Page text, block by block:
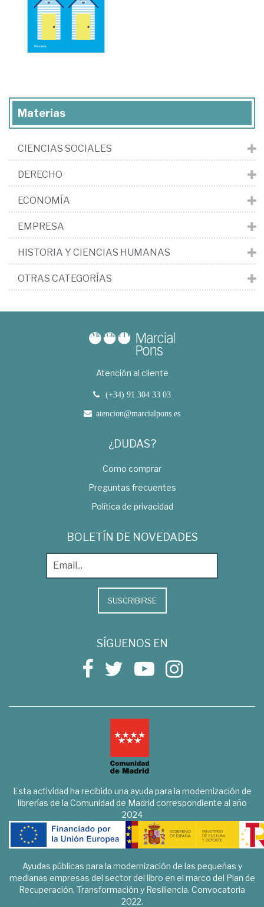
Materias
CIENCIAS SOCIALES
DERECHO
ECONOMÍA
EMPRESA
HISTORIA Y CIENCIAS HUMANAS
OTRAS CATEGORÍAS
Atención al cliente
(+34) 91 304 33 03
atencion@marcialpons.es
¿DUDAS?
Como comprar
Preguntas frecuentes
Política de privacidad
BOLETÍN DE NOVEDADES
SUSCRIBIRSE
SÍGUENOS EN
Esta actividad ha recibido una ayuda para la modernización de
librerías de la Comunidad de Madrid correspondiente al año
2024
Ayudas públicas para la modernización de las pequeñas y
medianas empresas del sector del libro en el marco del Plan de
Recuperación, Transformación y Resiliencia. Convocatoria
2022.